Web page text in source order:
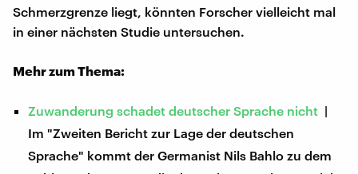
Schmerzgrenze liegt, könnten Forscher vielleicht mal
in einer nächsten Studie untersuchen.
Mehr zum Thema:
Zuwanderung schadet deutscher Sprache nicht |
Im "Zweiten Bericht zur Lage der deutschen
Sprache" kommt der Germanist Nils Bahlo zu dem